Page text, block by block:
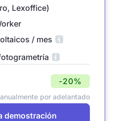
Lexoffice)
/ mes
-20%
por adelantado
demostración